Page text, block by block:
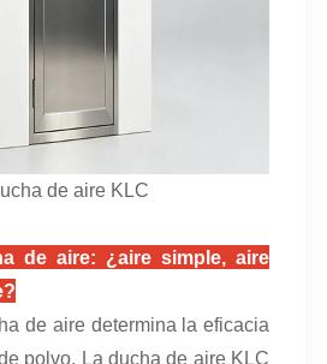
de aire KLC
de aire: ¿aire simple, aire
de aire determina la eficacia
polvo. La ducha de aire KLC